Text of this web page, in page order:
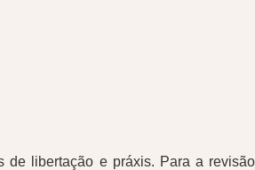
de libertação e práxis. Para a revisão